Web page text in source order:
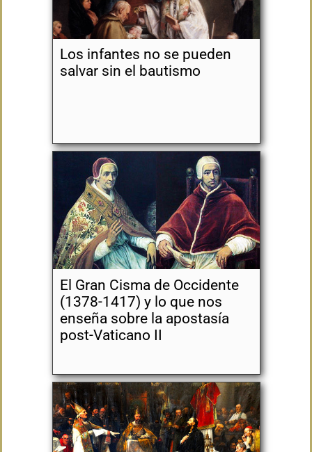
Los infantes no se pueden
salvar sin el bautismo
El Gran Cisma de Occidente
(1378-1417) y lo que nos
enseña sobre la apostasía
post-Vaticano II